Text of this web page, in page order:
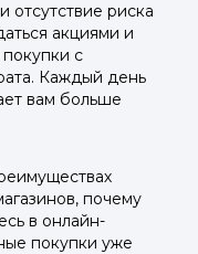
отсутствие риска
акциями и
с
Каждый день
вам больше
почему
в онлайн-
покупки уже